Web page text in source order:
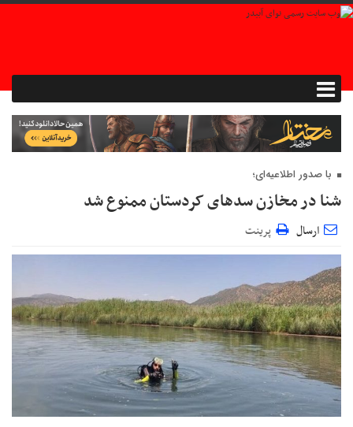
با صدور اطلاعیه‌ای؛
شنا در مخازن سدهای کردستان ممنوع شد
ارسال پرینت